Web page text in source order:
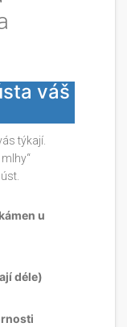
váš
týkají.
u
déle)